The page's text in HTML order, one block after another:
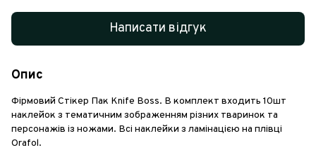
Написати відгук
Опис
Фірмовий Стікер Пак Knife Boss. В комплект входить 10шт
наклейок з тематичним зображенням різних тваринок та
персонажів із ножами. Всі наклейки з ламінацією на плівці
Orafol.